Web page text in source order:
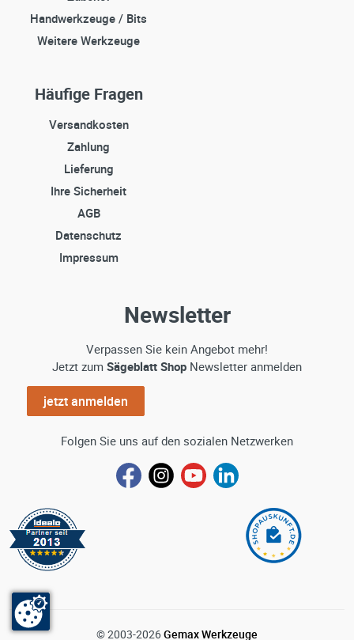
Handwerkzeuge / Bits
Weitere Werkzeuge
Häufige Fragen
Versandkosten
Zahlung
Lieferung
Ihre Sicherheit
AGB
Datenschutz
Impressum
Newsletter
Verpassen Sie kein Angebot mehr!
Jetzt zum Sägeblatt Shop Newsletter anmelden
jetzt anmelden
Folgen Sie uns auf den sozialen Netzwerken
© 2003-2026Gemax Werkzeuge